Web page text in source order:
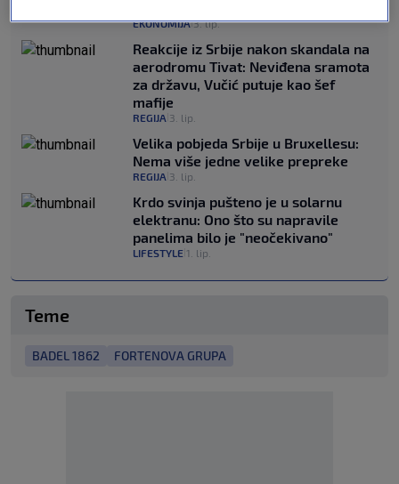
EKONOMIJA|3. lip.
Reakcije iz Srbije nakon skandala na
aerodromu Tivat: Neviđena sramota
za državu, Vučić putuje kao šef
mafije
REGIJA 3. lip.
Velika pobjeda Srbije u Bruxellesu:
Nema više jedne velike prepreke
REGIJA 3. lip.
Krdo svinja pušteno je u solarnu
elektranu: Ono što su napravile
panelima bilo je "neočekivano"
LIFESTYLE 1. lip.
Teme
BADEL 1862 FORTENOVA GRUPA